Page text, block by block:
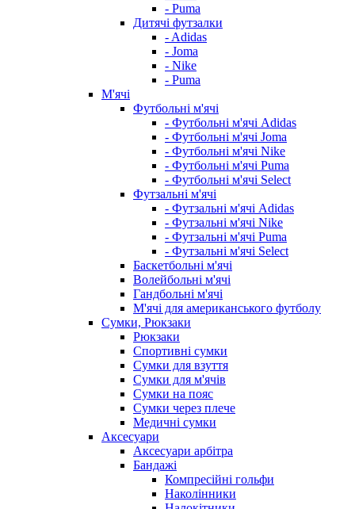
- Puma
Дитячі футзалки
- Adidas
- Joma
- Nike
- Puma
М'ячі
Футбольні м'ячі
- Футбольні м'ячі Adidas
- Футбольні м'ячі Joma
- Футбольні м'ячі Nike
- Футбольні м'ячі Puma
- Футбольні м'ячі Select
Футзальні м'ячі
- Футзальні м'ячі Adidas
- Футзальні м'ячі Nike
- Футзальні м'ячі Puma
- Футзальні м'ячі Select
Баскетбольні м'ячі
Волейбольні м'ячі
Гандбольні м'ячі
М'ячі для американського футболу
Сумки, Рюкзаки
Рюкзаки
Спортивні сумки
Сумки для взуття
Сумки для м'ячів
Сумки на пояс
Сумки через плече
Медичні сумки
Аксесуари
Аксесуари арбітра
Бандажі
Компресійні гольфи
Наколінники